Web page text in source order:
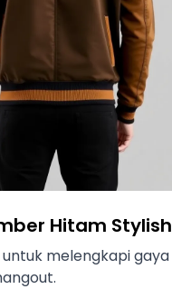
Hitam Stylish
melengkapi gaya